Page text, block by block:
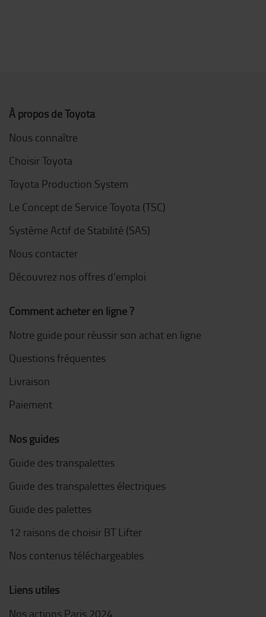
À propos de Toyota
Nous connaître
Choisir Toyota
Toyota Production System
Le Concept de Service Toyota (TSC)
Système Actif de Stabilité (SAS)
Nous contacter
Découvrez nos offres d'emploi
Comment acheter en ligne ?
Notre guide pour réussir son achat en ligne
Questions fréquentes
Livraison
Paiement
Nos guides
Guide des transpalettes
Guide des transpalettes électriques
Guide des palettes
12 raisons de choisir BT Lifter
Nos contenus téléchargeables
Liens utiles
Nos actions Paris 2024